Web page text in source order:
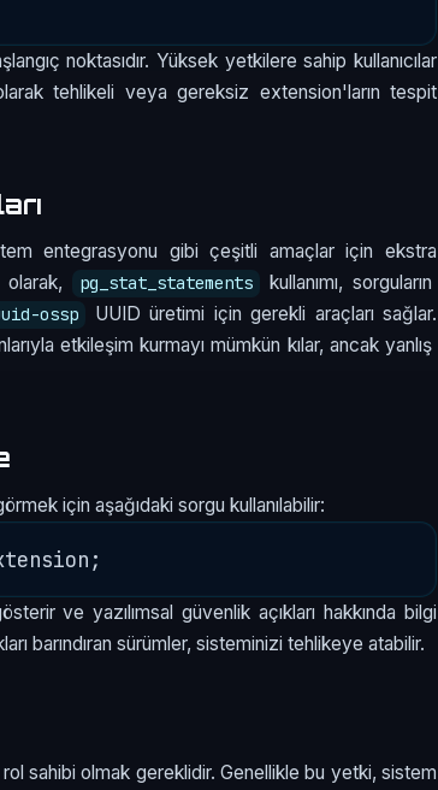
noktasıdır. Yüksek yetkilere sahip kullanıcılar
tehlikeli veya gereksiz extension'ların tespit
entegrasyonu gibi çeşitli amaçlar için ekstra
pg_stat_statements
kullanımı, sorguların
ossp UUID üretimi için gerekli araçları sağlar.
etkileşim kurmayı mümkün kılar, ancak yanlış
için aşağıdaki sorgu kullanılabilir:
ve yazılımsal güvenlik açıkları hakkında bilgi
barındıran sürümler, sisteminizi tehlikeye atabilir.
sahibi olmak gereklidir. Genellikle bu yetki, sistem